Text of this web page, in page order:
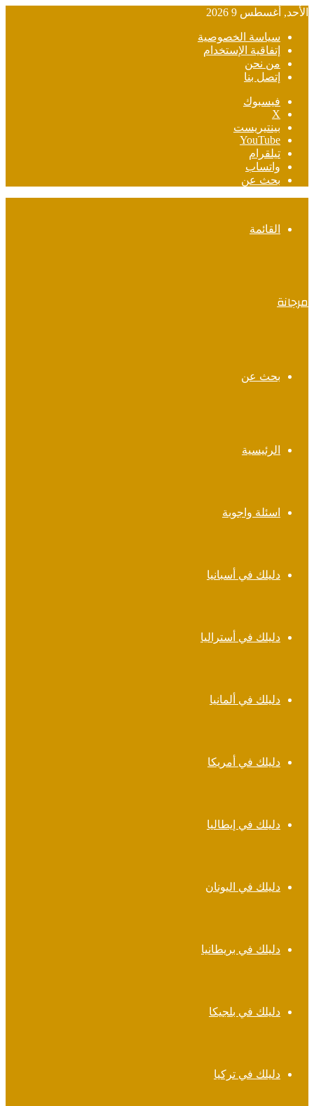
الأحد, أغسطس 9 2026
سياسة الخصوصية
إتفاقية الإستخدام
من نحن
إتصل بنا
فيسبوك
‫X
بينتيريست
‫YouTube
تيلقرام
واتساب
بحث عن
القائمة
مرجانة
بحث عن
الرئيسية
اسئلة واجوبة
دليلك في أسبانيا
دليلك في أستراليا
دليلك في ألمانيا
دليلك في أمريكا
دليلك في إيطاليا
دليلك في اليونان
دليلك في بريطانيا
دليلك في بلجيكا
دليلك في تركيا